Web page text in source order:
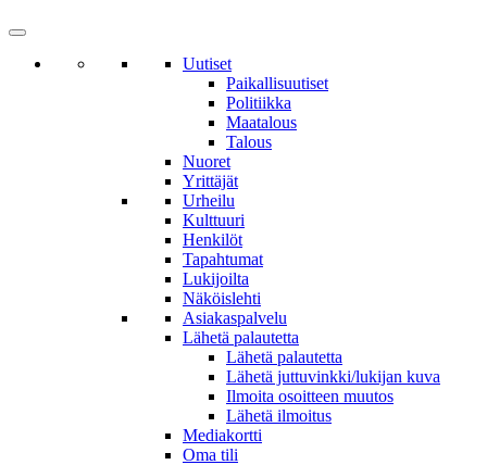
Uutiset
Paikallisuutiset
Politiikka
Maatalous
Talous
Nuoret
Yrittäjät
Urheilu
Kulttuuri
Henkilöt
Tapahtumat
Lukijoilta
Näköislehti
Asiakaspalvelu
Lähetä palautetta
Lähetä palautetta
Lähetä juttuvinkki/lukijan kuva
Ilmoita osoitteen muutos
Lähetä ilmoitus
Mediakortti
Oma tili